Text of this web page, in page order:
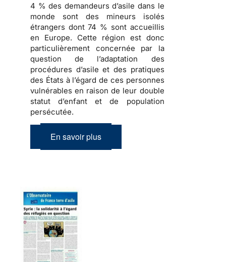
4 % des demandeurs d’asile dans le
monde sont des mineurs isolés
étrangers dont 74 % sont accueillis
en Europe. Cette région est donc
particulièrement concernée par la
question de l’adaptation des
procédures d’asile et des pratiques
des États à l’égard de ces personnes
vulnérables en raison de leur double
statut d’enfant et de population
persécutée.
En savoir plus